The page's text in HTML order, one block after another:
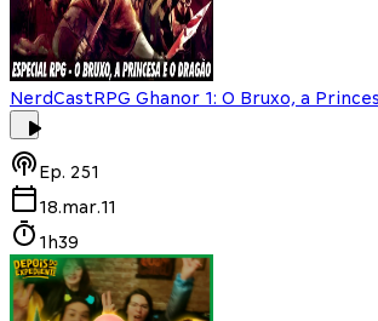
NerdCastRPG Ghanor 1: O Bruxo, a
Ep. 251
18.mar.11
1h39